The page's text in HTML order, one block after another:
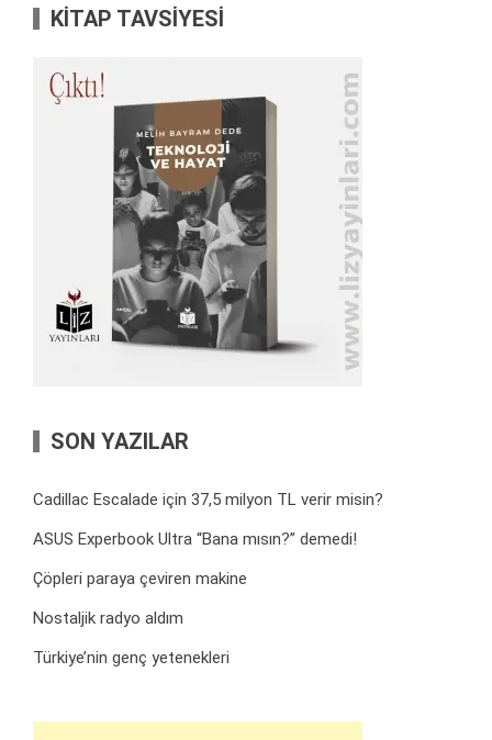
KİTAP TAVSİYESİ
SON YAZILAR
Cadillac Escalade için 37,5 milyon TL verir misin?
ASUS Experbook Ultra “Bana mısın?” demedi!
Çöpleri paraya çeviren makine
Nostaljik radyo aldım
Türkiye’nin genç yetenekleri